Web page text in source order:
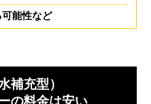
能性など
補充型）